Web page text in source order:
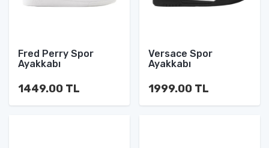
Fred Perry Spor
Ayakkabı
1449.00 TL
Versace Spor
Ayakkabı
1999.00 TL